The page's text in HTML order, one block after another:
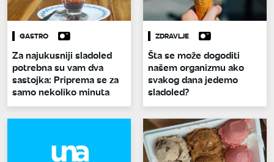
GASTRO
Za najukusniji sladoled
potrebna su vam dva
sastojka: Priprema se za
samo nekoliko minuta
ZDRAVLJE
Šta se može dogoditi
našem organizmu ako
svakog dana jedemo
sladoled?